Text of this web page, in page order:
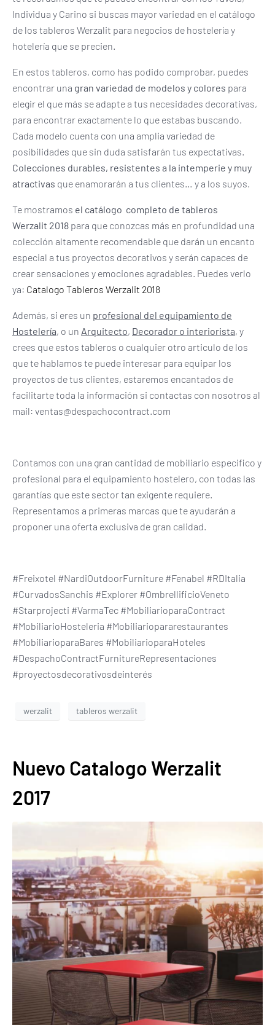
Individua y Carino si buscas mayor variedad en el catálogo
de los tableros Werzalit para negocios de hostelería y
hotelería que se precien.
En estos tableros, como has podido comprobar, puedes
encontrar una gran variedad de modelos y colores para
elegir el que más se adapte a tus necesidades decorativas,
para encontrar exactamente lo que estabas buscando.
Cada modelo cuenta con una amplia variedad de
posibilidades que sin duda satisfarán tus expectativas.
Colecciones durables, resistentes a la intemperie y muy
atractivas que enamorarán a tus clientes… y a los suyos.
Te mostramos el catálogo completo de tableros
Werzalit 2018 para que conozcas más en profundidad una
colección altamente recomendable que darán un encanto
especial a tus proyectos decorativos y serán capaces de
crear sensaciones y emociones agradables. Puedes verlo
ya: Catalogo Tableros Werzalit 2018
Además, si eres un profesional del equipamiento de
Hostelería, o un Arquitecto, Decorador o interiorista, y
crees que estos tableros o cualquier otro articulo de los
que te hablamos te puede interesar para equipar los
proyectos de tus clientes, estaremos encantados de
facilitarte toda la información si contactas con nosotros al
mail: ventas@despachocontract.com
Contamos con una gran cantidad de mobiliario especifico y
profesional para el equipamiento hostelero, con todas las
garantías que este sector tan exigente requiere.
Representamos a primeras marcas que te ayudarán a
proponer una oferta exclusiva de gran calidad.
#Freixotel #NardiOutdoorFurniture #Fenabel #RDItalia
#CurvadosSanchis #Explorer #OmbrellificioVeneto
#Starprojecti #VarmaTec #MobiliarioparaContract
#MobiliarioHosteleria #Mobiliariopararestaurantes
#MobiliarioparaBares #MobiliarioparaHoteles
#DespachoContractFurnitureRepresentaciones
#proyectosdecorativosdeinterés
werzalit tableros werzalit
Nuevo Catalogo Werzalit
2017